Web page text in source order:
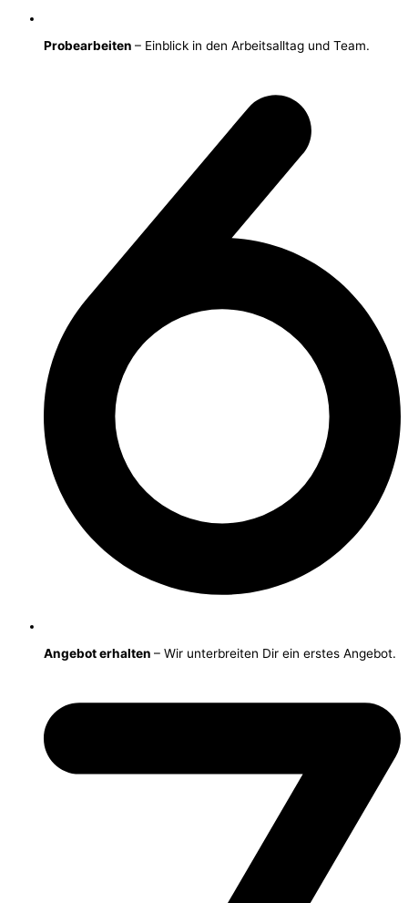
Probearbeiten – Einblick in den Arbeitsalltag und Team.
Angebot erhalten – Wir unterbreiten Dir ein erstes Angebot.